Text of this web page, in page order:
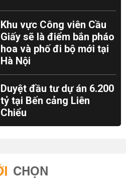
Khu vực Công viên Cầu
Giấy sẽ là điểm bắn pháo
hoa và phố đi bộ mới tại
Hà Nội
Duyệt đầu tư dự án 6.200
tỷ tại Bến cảng Liên
Chiểu
CHỌN